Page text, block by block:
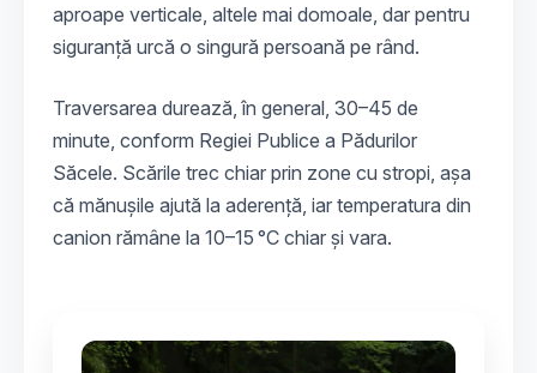
aproape verticale, altele mai domoale, dar pentru
siguranță urcă o singură persoană pe rând.
Traversarea durează, în general, 30–45 de
minute, conform Regiei Publice a Pădurilor
Săcele. Scările trec chiar prin zone cu stropi, așa
că mănușile ajută la aderență, iar temperatura din
canion rămâne la 10–15 °C chiar și vara.